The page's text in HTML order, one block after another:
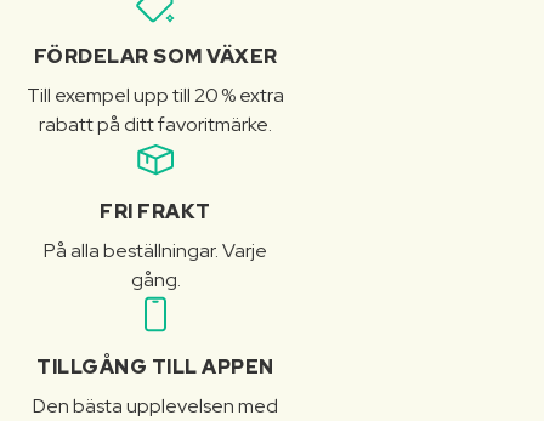
FÖRDELAR SOM VÄXER
Till exempel upp till 20 % extra
rabatt på ditt favoritmärke.
FRI FRAKT
På alla beställningar. Varje
gång.
TILLGÅNG TILL APPEN
Den bästa upplevelsen med